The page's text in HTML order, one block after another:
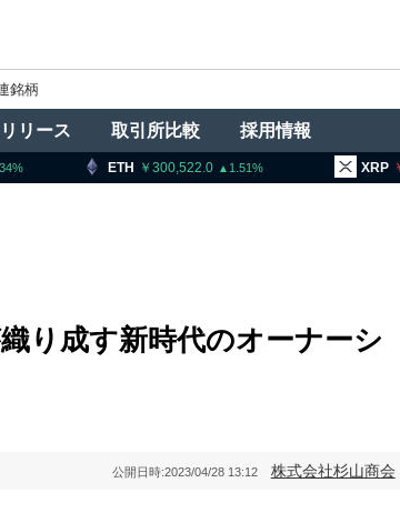
銘柄
リース 取引所比較 採用情報
300,522.0 1.51 165.54
り成す新時代のオーナーシ
公開日時:2023/04/28 13:12 株式会社杉山商会